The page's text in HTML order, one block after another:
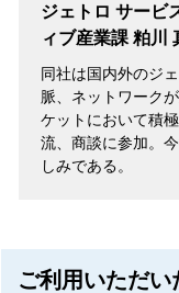
ジェトロ サービ
ィブ産業課 粕川
同社は国内外のジ
脈、ネットワーク
ケットにおいて積
流、商談に参加。
しみである。
ご利用いただ